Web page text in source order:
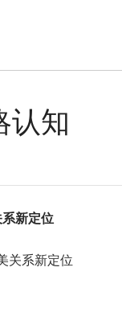
认知
新定位
关系新定位